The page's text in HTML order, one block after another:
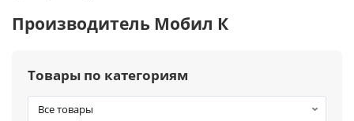
Производитель Мобил К
Товары по категориям